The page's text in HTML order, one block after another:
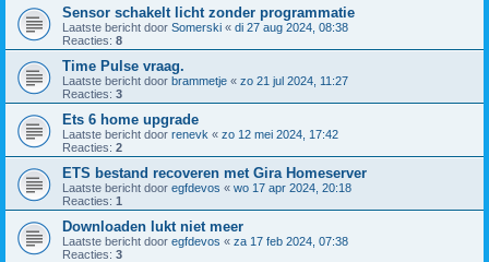
Sensor schakelt licht zonder programmatie
Laatste bericht door Somerski « di 27 aug 2024, 08:38
Reacties: 8
Time Pulse vraag.
Laatste bericht door brammetje « zo 21 jul 2024, 11:27
Reacties: 3
Ets 6 home upgrade
Laatste bericht door renevk « zo 12 mei 2024, 17:42
Reacties: 2
ETS bestand recoveren met Gira Homeserver
Laatste bericht door egfdevos « wo 17 apr 2024, 20:18
Reacties: 1
Downloaden lukt niet meer
Laatste bericht door egfdevos « za 17 feb 2024, 07:38
Reacties: 3